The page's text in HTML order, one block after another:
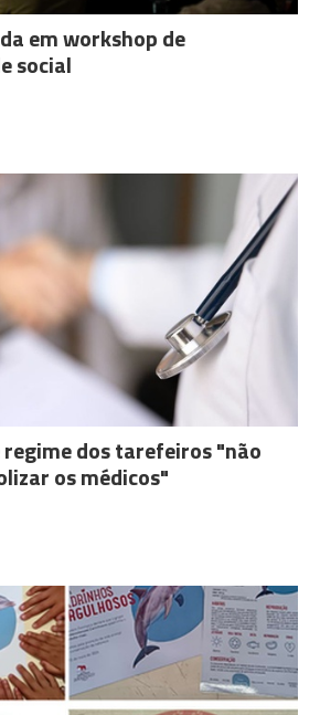
em workshop de
social
dos tarefeiros "não
os médicos"